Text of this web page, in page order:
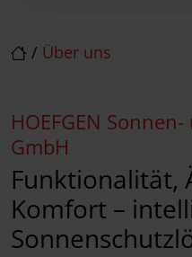
/ Über uns
HOEFGEN
GmbH
Funktionalität,
Komfort –